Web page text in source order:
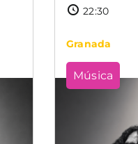
22:30
Granada
Música